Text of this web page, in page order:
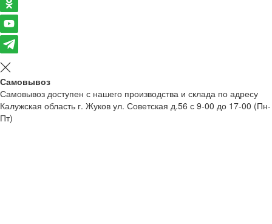
Самовывоз
Самовывоз доступен с нашего производства и склада по адресу
Калужская область г. Жуков ул. Советская д.56 с 9-00 до 17-00 (Пн-
Пт)